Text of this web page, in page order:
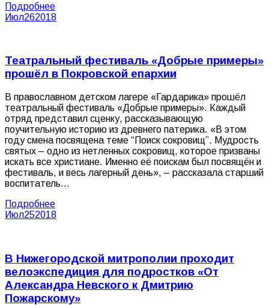
Подробнее
Июл262018
Театральный фестиваль «Добрые примеры»
прошёл в Покровской епархии
В православном детском лагере «Гардарика» прошёл
театральный фестиваль «Добрые примеры». Каждый
отряд представил сценку, рассказывающую
поучительную историю из древнего патерика. «В этом
году смена посвящена теме “Поиск сокровищ”. Мудрость
святых – одно из нетленных сокровищ, которое призваны
искать все христиане. Именно её поискам был посвящён и
фестиваль, и весь лагерный день», – рассказала старший
воспитатель…
Подробнее
Июл252018
В Нижегородской митрополии проходит
велоэкспедиция для подростков «От
Александра Невского к Дмитрию
Пожарскому»